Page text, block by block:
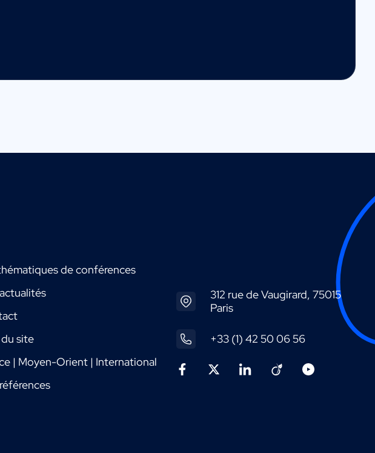
de conférences
site
| Moyen-Orient | International
312 rue de Vaugirard, 75015
Paris
+33 (1) 42 50 06 56